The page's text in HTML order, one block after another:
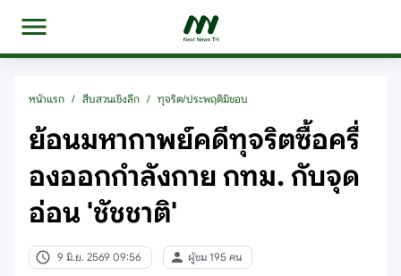
หน้าแรก / สืบสวนเชิงลึก / ทุจริต/ประพฤติมิชอบ
ย้อนมหากาพย์คดีทุจริตซื้อครื่
องออกกำลังกาย กทม. กับจุด
อ่อน 'ชัชชาติ'
9 มิ.ย. 2569 09:56 ผู้ชม 195 คน